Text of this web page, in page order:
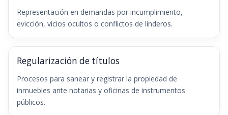
Representación en demandas por incumplimiento,
evicción, vicios ocultos o conflictos de linderos.
Regularización de títulos
Procesos para sanear y registrar la propiedad de
inmuebles ante notarias y oficinas de instrumentos
públicos.